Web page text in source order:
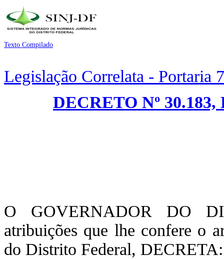
Texto Compilado
Legislação Correlata - Portaria
DECRETO Nº
O GOVERNADOR DO
atribuições que lhe confere o
do Distrito Federal, DECRETA: